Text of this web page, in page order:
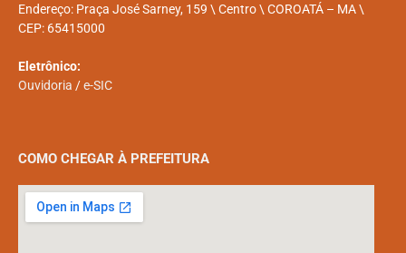
Endereço: Praça José Sarney, 159 \ Centro \ COROATÁ – MA \
CEP: 65415000
Eletrônico:
Ouvidoria /e-SIC
COMO CHEGAR À PREFEITURA